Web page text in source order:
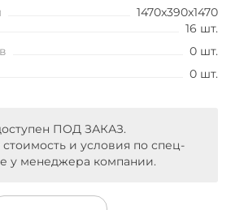
1470x390x1470
16 шт.
0 шт.
0 шт.
ПОД ЗАКАЗ.
и условия по спец-
у менеджера компании.